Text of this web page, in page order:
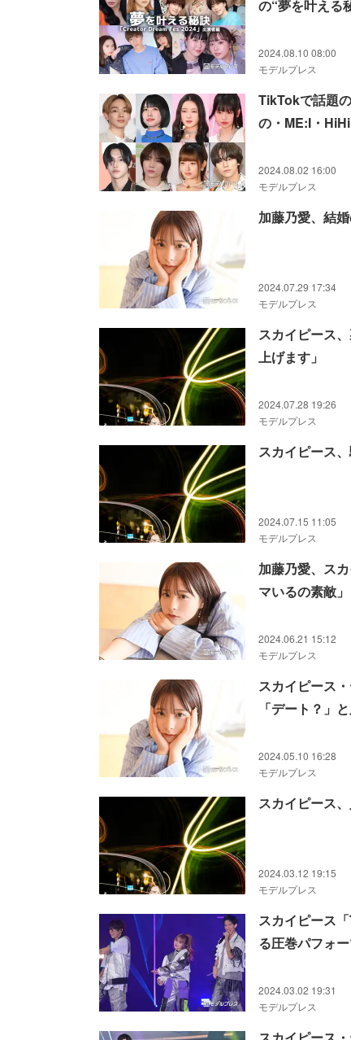
の“夢を叶える
2024.08.10 08:00
モデルプレス
TikTokで話題
の・ME:I・
2024.08.02 16:00
モデルプレス
加藤乃愛、結
2024.07.29 17:34
モデルプレス
スカイピース
上げます」
2024.07.28 19:26
モデルプレス
スカイピース
2024.07.15 11:05
モデルプレス
加藤乃愛、ス
マいるの素敵
2024.06.21 15:12
モデルプレス
スカイピース
「デート？」
2024.05.10 16:28
モデルプレス
スカイピース
2024.03.12 19:15
モデルプレス
スカイピース
る圧巻パフォ
2024.03.02 19:31
モデルプレス